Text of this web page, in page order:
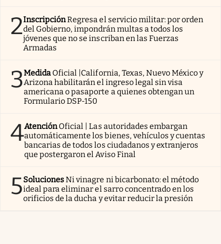
2InscripciónRegresa el servicio militar: por orden
del Gobierno, impondrán multas a todos los
jóvenes que no se inscriban en las Fuerzas
Armadas
3Medida Oficial |California, Texas, Nuevo México y
Arizona habilitarán el ingreso legal sin visa
americana o pasaporte a quienes obtengan un
Formulario DSP-150
4AtenciónOficial | Las autoridades embargan
automáticamente los bienes, vehículos y cuentas
bancarias de todos los ciudadanos y extranjeros
que postergaron el Aviso Final
5SolucionesNi vinagre ni bicarbonato: el método
ideal para eliminar el sarro concentrado en los
orificios de la ducha y evitar reducir la presión